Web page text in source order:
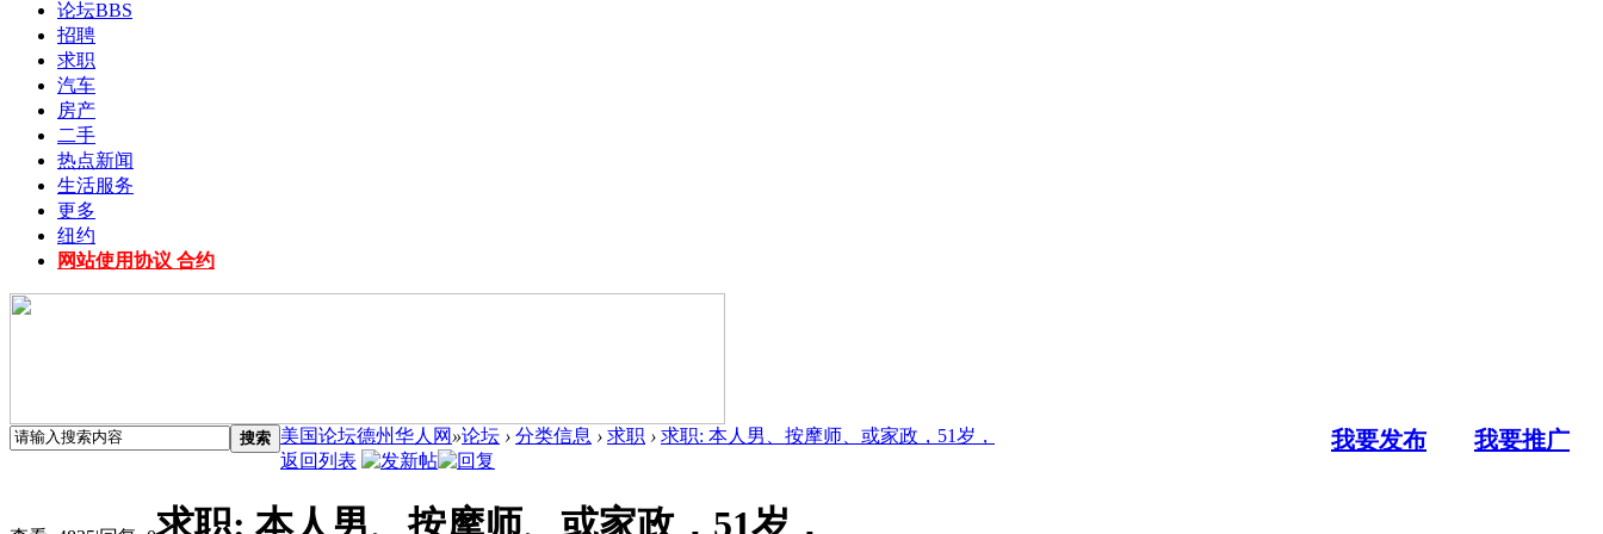
论坛BBS
招聘
求职
汽车
房产
二手
热点新闻
生活服务
更多
纽约
网站使用协议 合约
搜索 我要发布 我要推广
美国论坛德州华人网 »论坛 › 分类信息 › 求职 › 求职: 本人男、按摩师、或家政，51岁，
返回列表
求职: 本人男、按摩师、或家政，51岁，